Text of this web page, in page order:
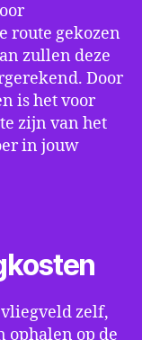
route gekozen
zullen deze
Door
is het voor
zijn van het
in jouw
zelf,
ophalen op de